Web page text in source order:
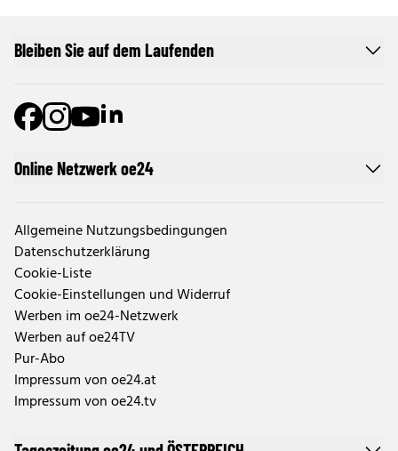
Online Netzwerk oe24
Allgemeine Nutzungsbedingungen
Datenschutzerklärung
Cookie-Liste
Cookie-Einstellungen und Widerruf
Werben im oe24-Netzwerk
Werben auf oe24TV
Pur-Abo
Impressum von oe24.at
Impressum von oe24.tv
Bleiben Sie auf dem Laufenden